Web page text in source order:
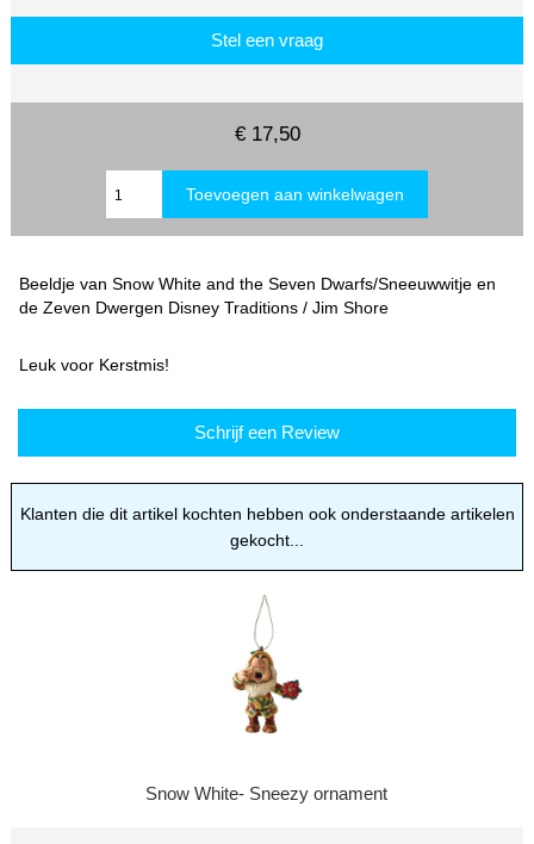
Stel een vraag
€ 17,50
Beeldje van Snow White and the Seven Dwarfs/Sneeuwwitje en
de Zeven Dwergen Disney Traditions / Jim Shore
Leuk voor Kerstmis!
Schrijf een Review
Klanten die dit artikel kochten hebben ook onderstaande artikelen
gekocht...
Snow White- Sneezy ornament